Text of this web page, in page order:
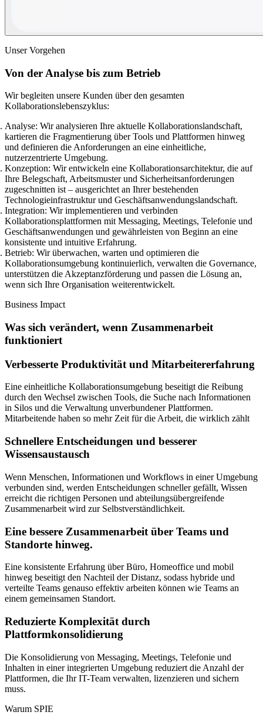
Unser Vorgehen
Von der Analyse bis zum Betrieb
Wir begleiten unsere Kunden über den gesamten
Kollaborationslebenszyklus:
Analyse: Wir analysieren Ihre aktuelle Kollaborationslandschaft,
kartieren die Fragmentierung über Tools und Plattformen hinweg
und definieren die Anforderungen an eine einheitliche,
nutzerzentrierte Umgebung.
Konzeption: Wir entwickeln eine Kollaborationsarchitektur, die auf
Ihre Belegschaft, Arbeitsmuster und Sicherheitsanforderungen
zugeschnitten ist – ausgerichtet an Ihrer bestehenden
Technologieinfrastruktur und Geschäftsanwendungslandschaft.
Integration: Wir implementieren und verbinden
Kollaborationsplattformen mit Messaging, Meetings, Telefonie und
Geschäftsanwendungen und gewährleisten von Beginn an eine
konsistente und intuitive Erfahrung.
Betrieb: Wir überwachen, warten und optimieren die
Kollaborationsumgebung kontinuierlich, verwalten die Governance,
unterstützen die Akzeptanzförderung und passen die Lösung an,
wenn sich Ihre Organisation weiterentwickelt.
Business Impact
Was sich verändert, wenn Zusammenarbeit
funktioniert
Verbesserte Produktivität und Mitarbeitererfahrung
Eine einheitliche Kollaborationsumgebung beseitigt die Reibung
durch den Wechsel zwischen Tools, die Suche nach Informationen
in Silos und die Verwaltung unverbundener Plattformen.
Mitarbeitende haben so mehr Zeit für die Arbeit, die wirklich zählt
Schnellere Entscheidungen und besserer
Wissensaustausch
Wenn Menschen, Informationen und Workflows in einer Umgebung
verbunden sind, werden Entscheidungen schneller gefällt, Wissen
erreicht die richtigen Personen und abteilungsübergreifende
Zusammenarbeit wird zur Selbstverständlichkeit.
Eine bessere Zusammenarbeit über Teams und
Standorte hinweg.
Eine konsistente Erfahrung über Büro, Homeoffice und mobil
hinweg beseitigt den Nachteil der Distanz, sodass hybride und
verteilte Teams genauso effektiv arbeiten können wie Teams an
einem gemeinsamen Standort.
Reduzierte Komplexität durch
Plattformkonsolidierung
Die Konsolidierung von Messaging, Meetings, Telefonie und
Inhalten in einer integrierten Umgebung reduziert die Anzahl der
Plattformen, die Ihr IT-Team verwalten, lizenzieren und sichern
muss.
Warum SPIE